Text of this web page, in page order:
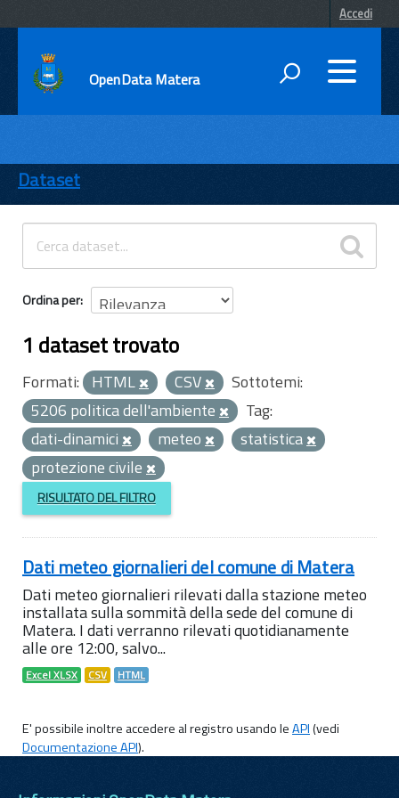
Accedi
OpenData Matera
ENTI
TEMI
INFORMAZIONI
Dataset
Ordina per
1 dataset trovato
Formati: HTML CSV
Sottotemi:
5206 politica dell'ambiente
Tag:
dati-dinamici
meteo
statistica
protezione civile
RISULTATO DEL FILTRO
Dati meteo giornalieri del comune di Matera
Dati meteo giornalieri rilevati dalla stazione meteo
installata sulla sommità della sede del comune di
Matera. I dati verranno rilevati quotidianamente
alle ore 12:00, salvo...
Excel XLSX CSV HTML
E' possibile inoltre accedere al registro usando leAPI(vedi
Documentazione API).